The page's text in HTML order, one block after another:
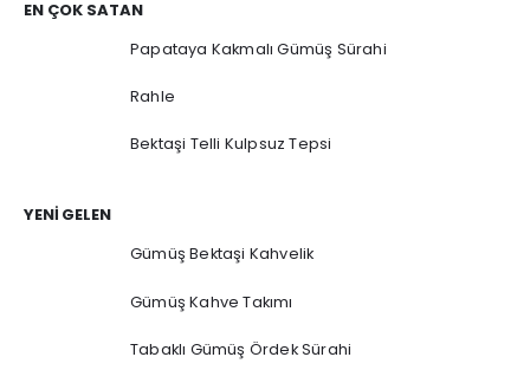
EN ÇOK SATAN
Papataya Kakmalı Gümüş Sürahi
Rahle
Bektaşi Telli Kulpsuz Tepsi
YENI GELEN
Gümüş Bektaşi Kahvelik
Gümüş Kahve Takımı
Tabaklı Gümüş Ördek Sürahi